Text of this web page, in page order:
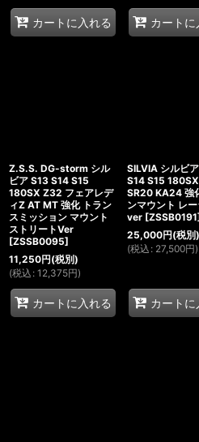
カートに入れる カートに
Z.S.S. DG-storm シル
ビア S13 S14 S15
180SX Z32 フェアレデ
ィZ AT MT 強化 トラン
スミッション マウント
ストリートVer
[ZSSB0095]
11,250円(税別)
(税込 : 12,375円)
カートに入れる
SILVIA シルビ
S14 S15
SR20 KA24 強
ンマウント レ
ver [ZSSB0191
25,000円(税別)
(税込 : 27,500円)
カートに